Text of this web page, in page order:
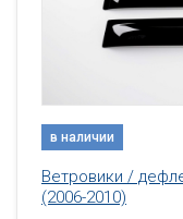
в наличии
Ветровики /
(2006-2010)